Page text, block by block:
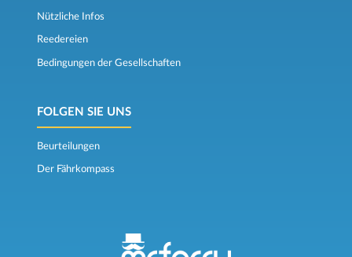
Nützliche Infos
Reedereien
Bedingungen der Gesellschaften
FOLGEN SIE UNS
Beurteilungen
Der Fährkompass